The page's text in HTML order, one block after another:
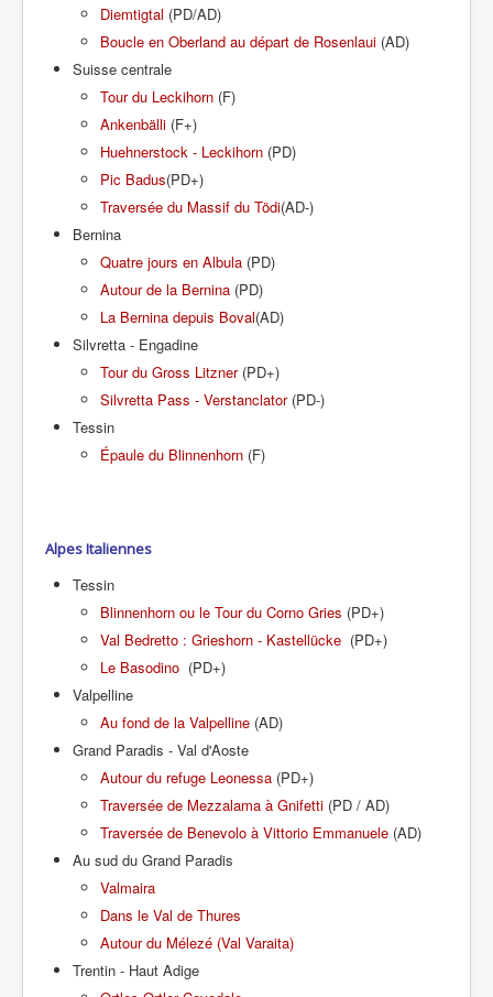
Diemtigtal (PD/AD)
Boucle en Oberland au départ de Rosenlaui (AD)
Suisse centrale
Tour du Leckihorn (F)
Ankenbälli (F+)
Huehnerstock - Leckihorn (PD)
Pic Badus(PD+)
Traversée du Massif du Tödi(AD-)
Bernina
Quatre jours en Albula (PD)
Autour de la Bernina (PD)
La Bernina depuis Boval(AD)
Silvretta - Engadine
Tour du Gross Litzner(PD+)
Silvretta Pass - Verstanclator (PD-)
Tessin
Épaule du Blinnenhorn (F)
Alpes Italiennes
Tessin
Blinnenhorn ou le Tour du Corno Gries (PD+)
Val Bedretto : Grieshorn - Kastellücke (PD+)
Le Basodino (PD+)
Valpelline
Au fond de la Valpelline (AD)
Grand Paradis - Val d'Aoste
Autour du refuge Leonessa (PD+)
Traversée de Mezzalama à Gnifetti (PD / AD)
Traversée de Benevolo à Vittorio Emmanuele (AD)
Au sud du Grand Paradis
Valmaira
Dans le Val de Thures
Autour du Mélezé (Val Varaita)
Trentin - Haut Adige